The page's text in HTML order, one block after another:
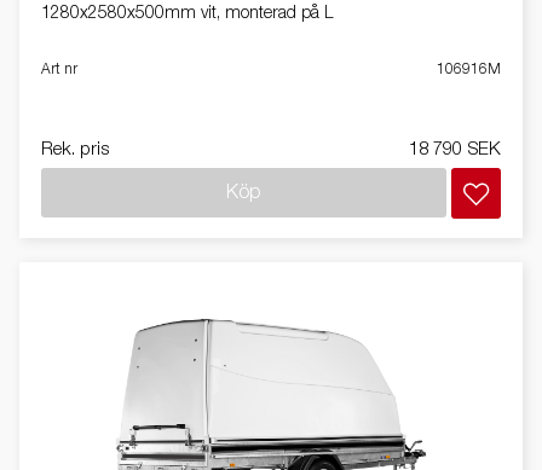
1280x2580x500mm vit, monterad på L
Art nr 106916M
Rek. pris 18 790 SEK
Köp